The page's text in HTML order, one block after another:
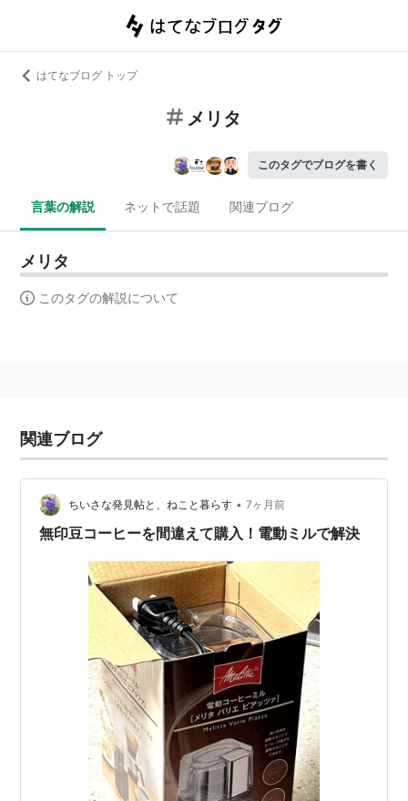
はてなブログ トップ
メリタ
このタグでブログを書く
言葉の解説 ネットで話題 関連ブログ
メリタ
このタグの解説について
関連ブログ
ちいさな発見帖と、ねこと暮らす • 7ヶ月前
無印豆コーヒーを間違えて購入！電動ミルで解決